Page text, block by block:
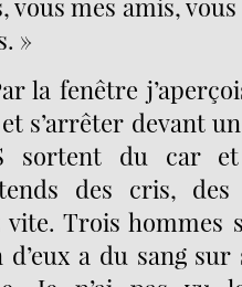
»
la fenêtre
s’arrêter devant
sortent du car
des cris,
vite. Trois hommes
d’eux a du sang